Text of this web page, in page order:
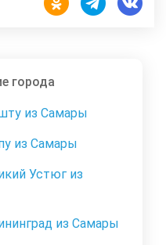
города
из Самары
из Самары
Устюг из
из Самары